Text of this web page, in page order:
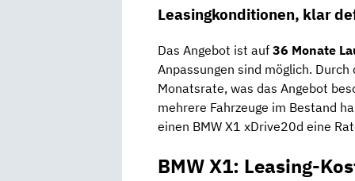
Leasingkonditionen, klar
Das Angebot ist auf 36 Monate
Anpassungen sind möglich.
Monatsrate, was das Angebot
mehrere Fahrzeuge im Bestand
einen BMW X1 xDrive20d eine
BMW X1: Leasing-